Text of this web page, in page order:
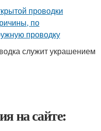
служит украшением
на сайте: